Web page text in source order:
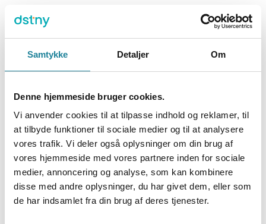
Samtykke Detaljer Om
Denne hjemmeside bruger cookies.
Vi anvender cookies til at tilpasse indhold og reklamer, til
at tilbyde funktioner til sociale medier og til at analysere
vores trafik. Vi deler også oplysninger om din brug af
vores hjemmeside med vores partnere inden for sociale
medier, annoncering og analyse, som kan kombinere
disse med andre oplysninger, du har givet dem, eller som
de har indsamlet fra din brug af deres tjenester.
Internet og telefoni skal køre 24/7
-365 dage om året
Bellagroups gæster og medarbejdere er 100%
365 dage om året. Husning af store kongresser,
udstillinger og messer stiller desuden krav om en
løsning med nem tilpasning og høj skalerbarhed.
Da Bellagroup valgte Dstny, var der både
økonomiske, driftsmæssige og miljømæssige
fordele at hente med en avanceret hosted PBX
platform og et fuldt integreret MPLS netværk.